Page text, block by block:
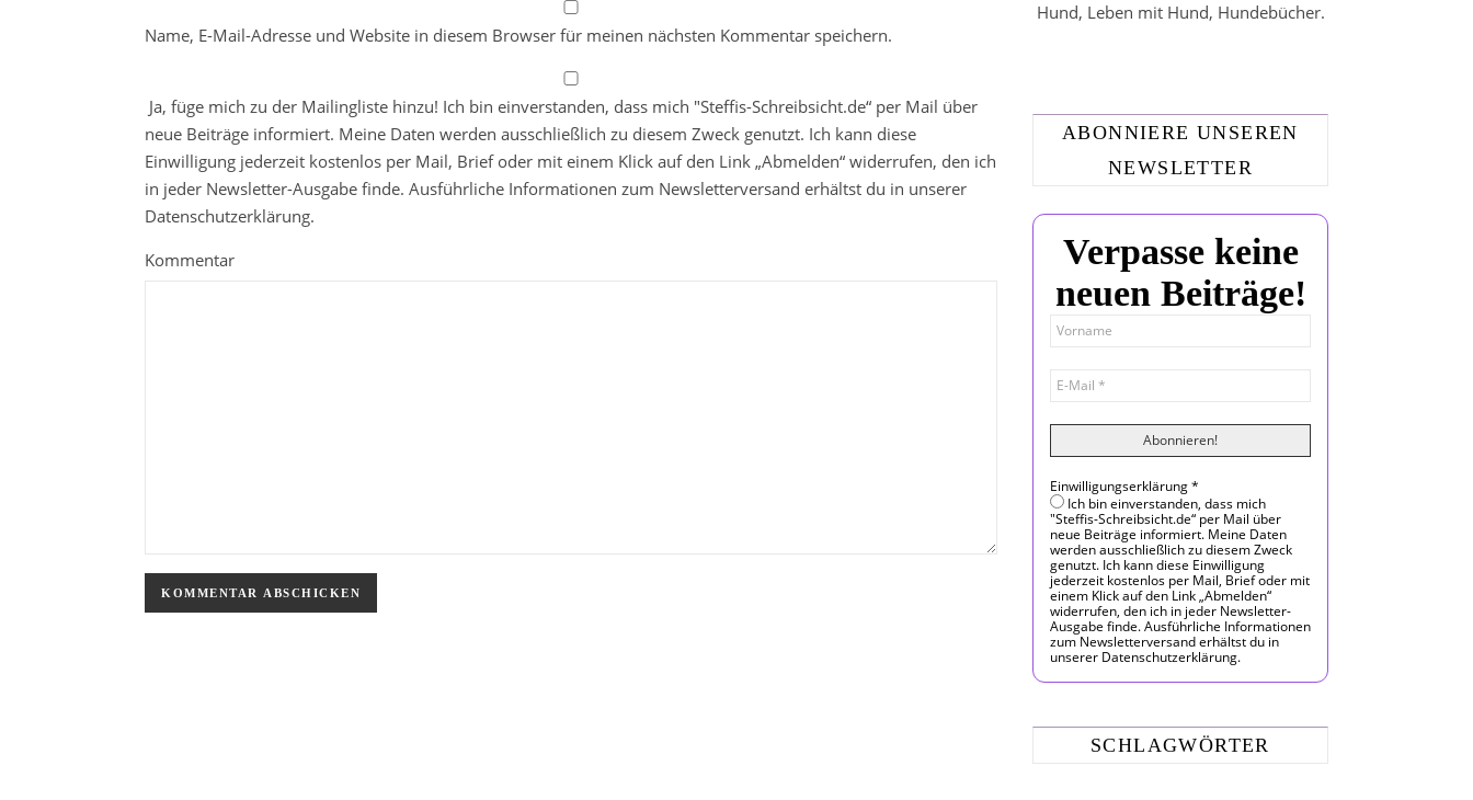
Name, E-Mail-Adresse und Website in diesem Browser für meinen nächsten Kommentar speichern.
Ja, füge mich zu der Mailingliste hinzu! Ich bin einverstanden, dass mich "Steffis-Schreibsicht.de“ per Mail über
neue Beiträge informiert. Meine Daten werden ausschließlich zu diesem Zweck genutzt. Ich kann diese
Einwilligung jederzeit kostenlos per Mail, Brief oder mit einem Klick auf den Link „Abmelden“ widerrufen, den ich
in jeder Newsletter-Ausgabe finde. Ausführliche Informationen zum Newsletterversand erhältst du in unserer
Datenschutzerklärung.
Kommentar
Hund, Leben mit Hund, Hundebücher.
ABONNIERE UNSEREN
NEWSLETTER
Verpasse keine
neuen Beiträge!
Einwilligungserklärung*
Ich bin einverstanden, dass mich
"Steffis-Schreibsicht.de“ per Mail über
neue Beiträge informiert. Meine Daten
werden ausschließlich zu diesem Zweck
genutzt. Ich kann diese Einwilligung
jederzeit kostenlos per Mail, Brief oder mit
einem Klick auf den Link „Abmelden“
widerrufen, den ich in jeder Newsletter-
Ausgabe finde. Ausführliche Informationen
zum Newsletterversand erhältst du in
unserer Datenschutzerklärung.
SCHLAGWÖRTER